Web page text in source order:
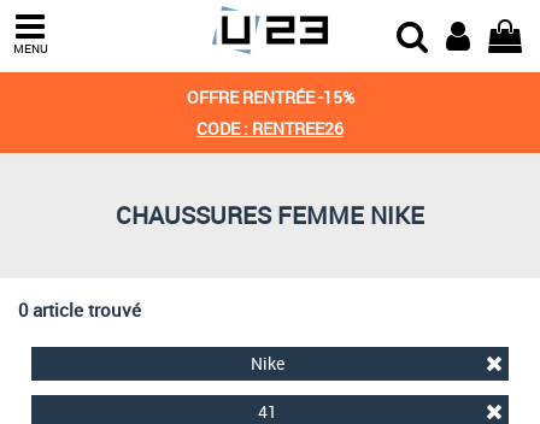
MENU
OFFRE RENTRÉE -15%
CODE : RENTREE26
CHAUSSURES FEMME NIKE
0 article trouvé
Nike
41
Trier par
Derniers arrivages
Meilleures remises